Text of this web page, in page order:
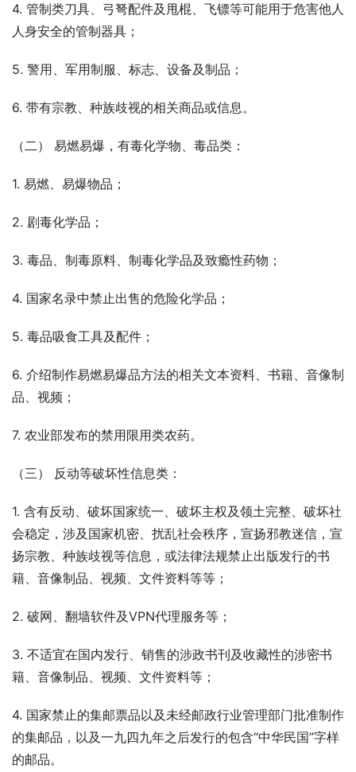
4. 管制类刀具、弓弩配件及甩棍、飞镖等可能用于危害他人
人身安全的管制器具；
5. 警用、军用制服、标志、设备及制品；
6. 带有宗教、种族歧视的相关商品或信息。
（二） 易燃易爆，有毒化学物、毒品类：
1. 易燃、易爆物品；
2. 剧毒化学品；
3. 毒品、制毒原料、制毒化学品及致瘾性药物；
4. 国家名录中禁止出售的危险化学品；
5. 毒品吸食工具及配件；
6. 介绍制作易燃易爆品方法的相关文本资料、书籍、音像制
品、视频；
7. 农业部发布的禁用限用类农药。
（三） 反动等破坏性信息类：
1. 含有反动、破坏国家统一、破坏主权及领土完整、破坏社
会稳定，涉及国家机密、扰乱社会秩序，宣扬邪教迷信，宣
扬宗教、种族歧视等信息，或法律法规禁止出版发行的书
籍、音像制品、视频、文件资料等等；
2. 破网、翻墙软件及VPN代理服务等；
3. 不适宜在国内发行、销售的涉政书刊及收藏性的涉密书
籍、音像制品、视频、文件资料等；
4. 国家禁止的集邮票品以及未经邮政行业管理部门批准制作
的集邮品，以及一九四九年之后发行的包含“中华民国”字样
的邮品。